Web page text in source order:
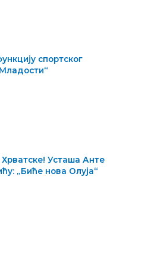
спортског
Усташа Анте
„Биће нова Олуја“